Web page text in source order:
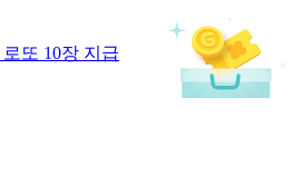
또 10장 지급